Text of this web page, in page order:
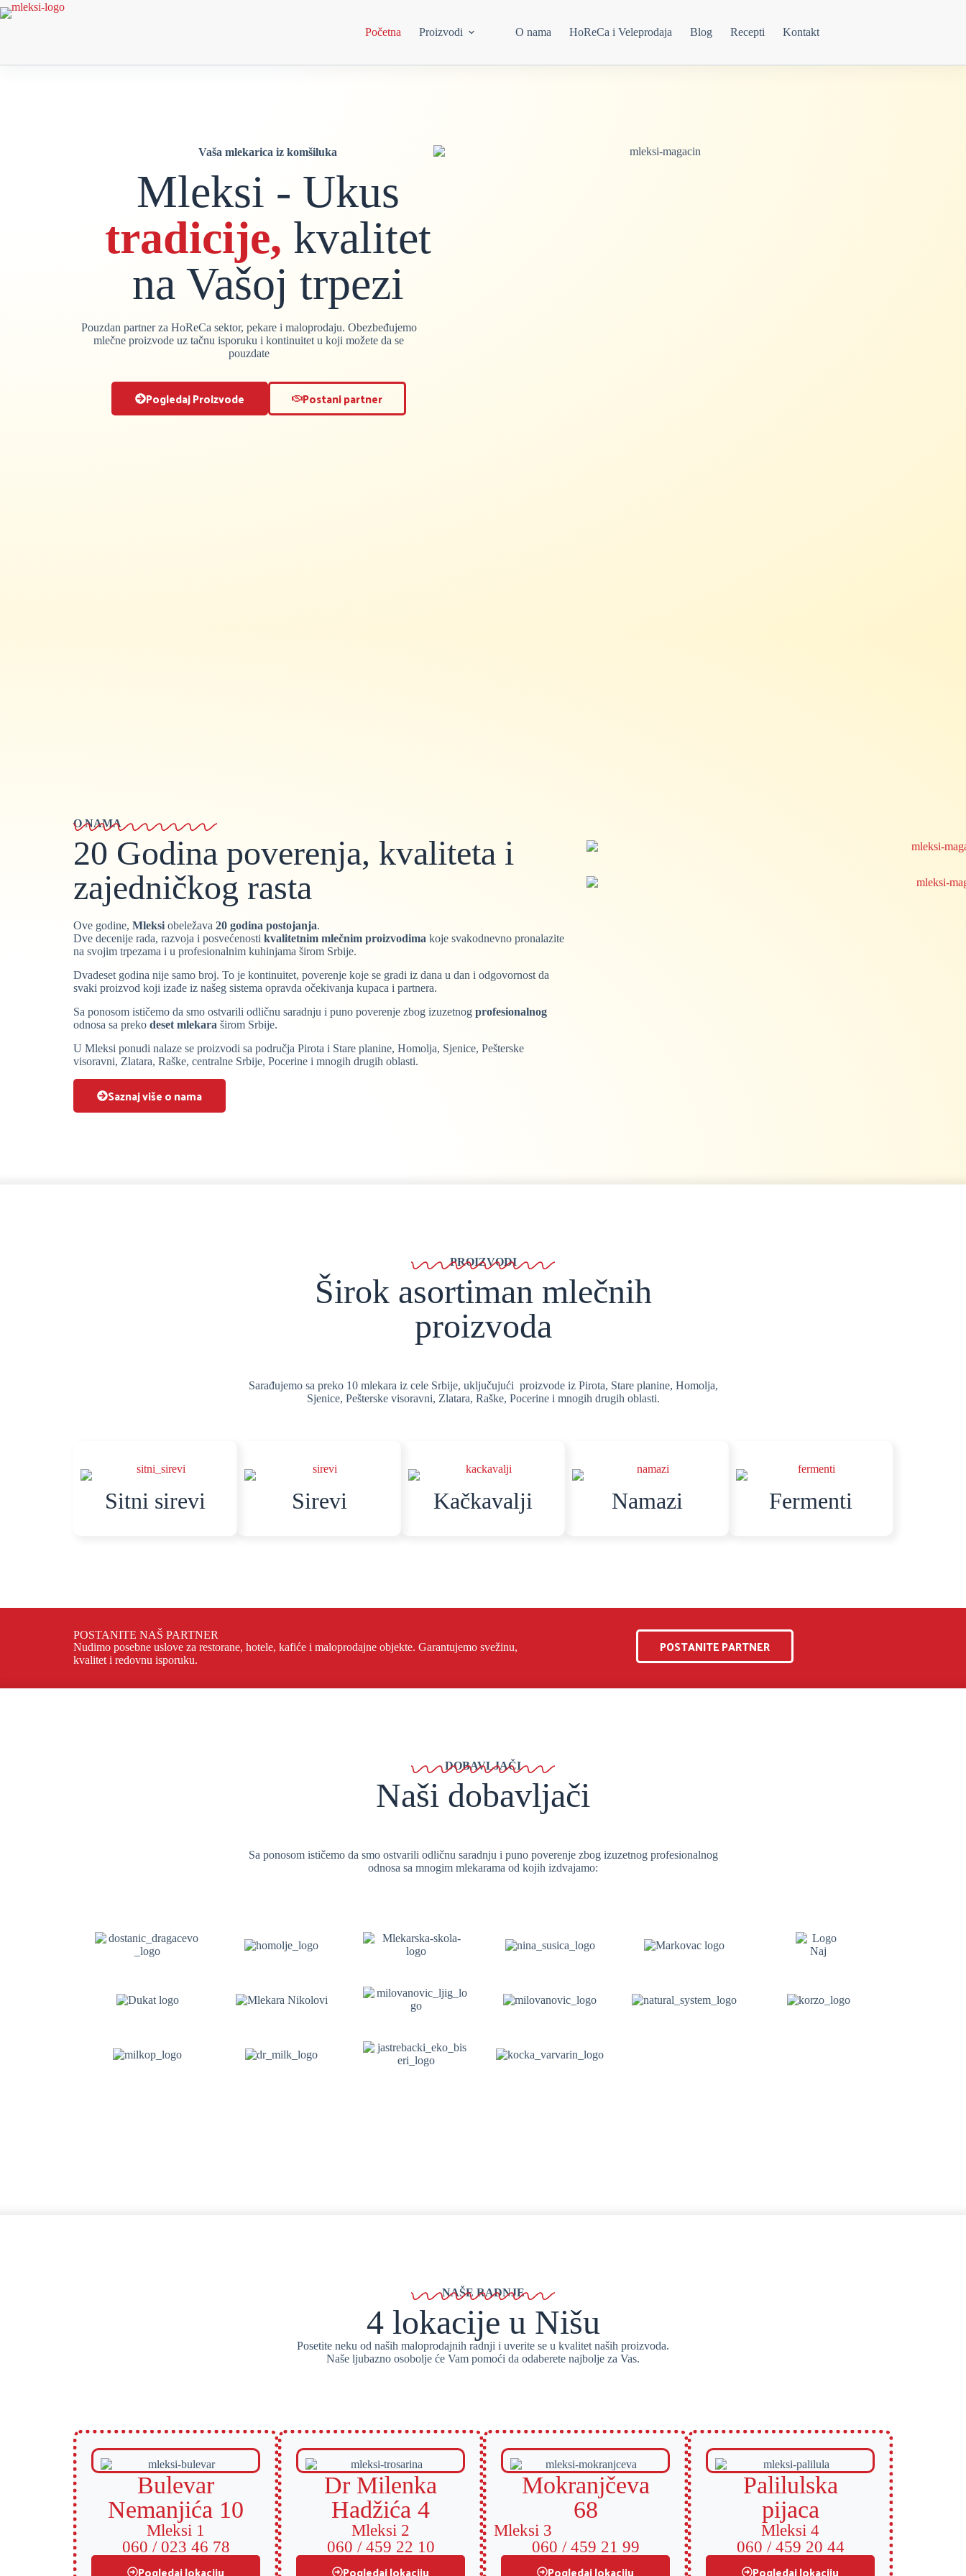
Početna Proizvodi O nama HoReCa i Veleprodaja Blog Recepti Kontakt
Vaša mlekarica iz komšiluka
Mleksi - Ukus
tradicije, kvalitet
na Vašoj trpezi
Pouzdan partner za HoReCa sektor, pekare i maloprodaju. Obezbeđujemo
mlečne proizvode uz tačnu isporuku i kontinuitet u koji možete da se
pouzdate
Pogledaj Proizvode Postani partner
O NAMA
20 Godina poverenja, kvaliteta i
zajedničkog rasta
Ove godine, Mleksi obeležava 20 godina postojanja.
Dve decenije rada, razvoja i posvećenosti kvalitetnim mlečnim proizvodima koje svakodnevno pronalazite
na svojim trpezama i u profesionalnim kuhinjama širom Srbije.
Dvadeset godina nije samo broj. To je kontinuitet, poverenje koje se gradi iz dana u dan i odgovornost da
svaki proizvod koji izađe iz našeg sistema opravda očekivanja kupaca i partnera.
Sa ponosom ističemo da smo ostvarili odličnu saradnju i puno poverenje zbog izuzetnog profesionalnog
odnosa sa preko deset mlekara širom Srbije.
U Mleksi ponudi nalaze se proizvodi sa područja Pirota i Stare planine, Homolja, Sjenice, Pešterske
visoravni, Zlatara, Raške, centralne Srbije, Pocerine i mnogih drugih oblasti.
Saznaj više o nama
PROIZVODI
Širok asortiman mlečnih
proizvoda
Sarađujemo sa preko 10 mlekara iz cele Srbije, uključujući proizvode iz Pirota, Stare planine, Homolja,
Sjenice, Pešterske visoravni, Zlatara, Raške, Pocerine i mnogih drugih oblasti.
Sitni sirevi Sirevi Kačkavalji Namazi Fermenti
POSTANITE NAŠ PARTNER
Nudimo posebne uslove za restorane, hotele, kafiće i maloprodajne objekte. Garantujemo svežinu,
kvalitet i redovnu isporuku.
POSTANITE PARTNER
DOBAVLJAČI
Naši dobavljači
Sa ponosom ističemo da smo ostvarili odličnu saradnju i puno poverenje zbog izuzetnog profesionalnog
odnosa sa mnogim mlekarama od kojih izdvajamo:
NAŠE RADNJE
4 lokacije u Nišu
Posetite neku od naših maloprodajnih radnji i uverite se u kvalitet naših proizvoda.
Naše ljubazno osobolje će Vam pomoći da odaberete najbolje za Vas.
Bulevar
Nemanjića 10
Mleksi 1
060 / 023 46 78
Dr Milenka
Hadžića 4
Mleksi 2
060 / 459 22 10
Mokranjčeva
68
Mleksi 3
060 / 459 21 99
Palilulska
pijaca
Mleksi 4
060 / 459 20 44